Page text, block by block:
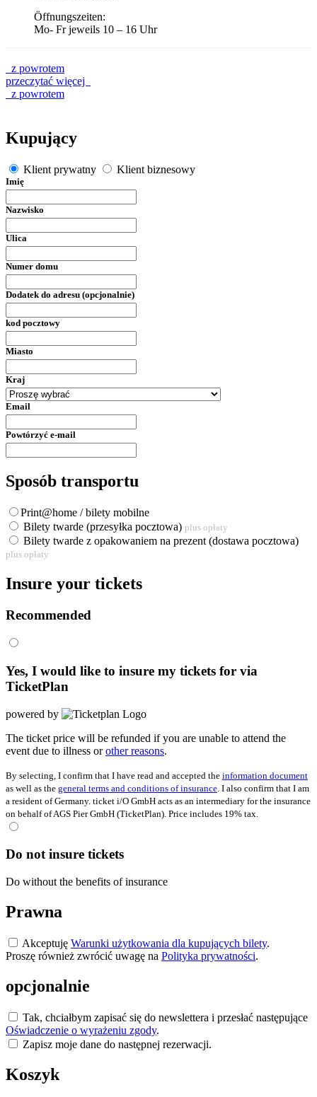
Öffnungszeiten:
Mo- Fr jeweils 10 – 16 Uhr
z powrotem
przeczytać więcej
z powrotem
Kupujący
Klient prywatny Klient biznesowy
Imię
Nazwisko
Ulica
Numer domu
Dodatek do adresu (opcjonalnie)
kod pocztowy
Miasto
Kraj
Email
Powtórzyć e-mail
Sposób transportu
Print@home / bilety mobilne
Bilety twarde (przesyłka pocztowa) plus opłaty
Bilety twarde z opakowaniem na prezent (dostawa pocztowa)
plus opłaty
Insure your tickets
Recommended
Yes, I would like to insure my tickets for via
TicketPlan
powered by
The ticket price will be refunded if you are unable to attend the
event due to illness orother reasons.
By selecting, I confirm that I have read and accepted the information document
as well as the general terms and conditions of insurance . I also confirm that I am
a resident of Germany. ticket i/O GmbH acts as an intermediary for the insurance
on behalf of AGS Pier GmbH (TicketPlan). Price includes 19% tax.
Do not insure tickets
Do without the benefits of insurance
Prawna
Akceptuję Warunki użytkowania dla kupujących bilety.
Proszę również zwrócić uwagę na Polityka prywatności.
opcjonalnie
Tak, chciałbym zapisać się do newslettera i przesłać następujące
Oświadczenie o wyrażeniu zgody.
Zapisz moje dane do następnej rezerwacji.
Koszyk